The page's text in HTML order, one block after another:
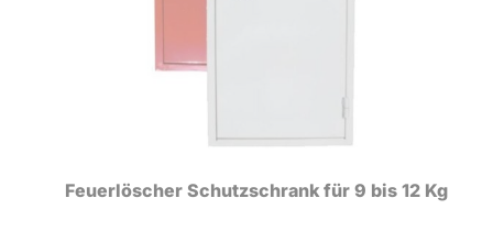
Feuerlöscher Schutzschrank für 9 bis 12 Kg